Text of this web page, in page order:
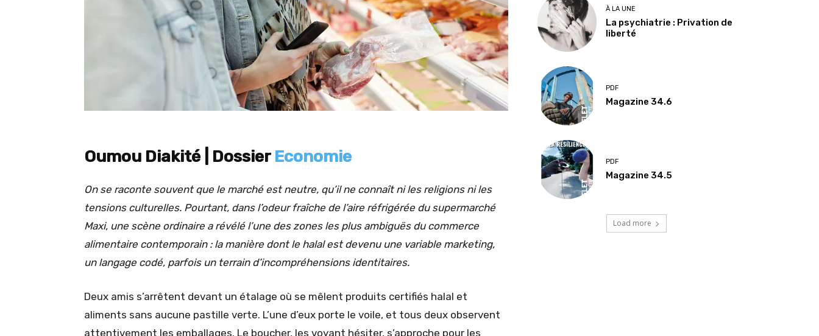
Oumou Diakité | DossierEconomie
On se raconte souvent que le marché est neutre, qu’il ne connaît ni les religions ni les
tensions culturelles. Pourtant, dans l’odeur fraîche de l’aire réfrigérée du supermarché
Maxi, une scène ordinaire a révélé l’une des zones les plus ambiguës du commerce
alimentaire contemporain : la manière dont le halal est devenu une variable marketing,
un langage codé, parfois un terrain d’incompréhensions identitaires.
Deux amis s’arrêtent devant un étalage où se mêlent produits certifiés halal et
aliments sans aucune pastille verte. L’une d’eux porte le voile, et tous deux observent
attentivement les emballages. Le boucher, les voyant hésiter, s’approche pour les
À LA UNE
La psychiatrie : Privation de
liberté
PDF
Magazine 34.6
PDF
Magazine 34.5
Load more